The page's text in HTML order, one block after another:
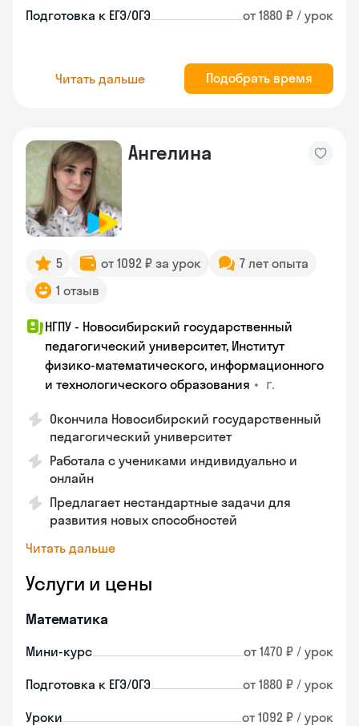
Подготовка к ЕГЭ/ОГЭ от 1880 ₽ / урок
Читать дальше Подобрать время
Ангелина
5 от 1092 ₽ за урок
7 лет опыта
1 отзыв
НГПУ - Новосибирский государственный
педагогический университет, Институт
физико-математического, информационного
и технологического образования • г.
Окончила Новосибирский государственный
педагогический университет
Работала с учениками индивидуально и
онлайн
Предлагает нестандартные задачи для
развития новых способностей
Читать дальше
Услуги и цены
Математика
Мини-курс от 1470 ₽ / урок
Подготовка к ЕГЭ/ОГЭ от 1880 ₽ / урок
Уроки от 1092 ₽ / урок